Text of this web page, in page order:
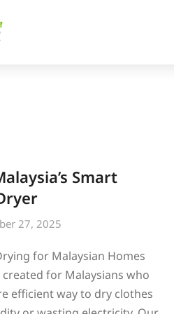
Smart
27, 2025
for Malaysian Homes
for Malaysians who
efficient way to dry clothes